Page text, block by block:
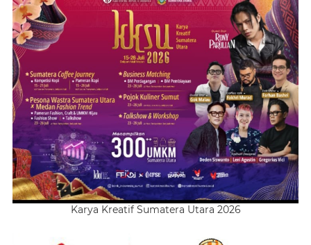
Karya Kreatif Sumatera Utara 2026